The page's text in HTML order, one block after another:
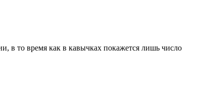
в то время как в кавычках покажется лишь число